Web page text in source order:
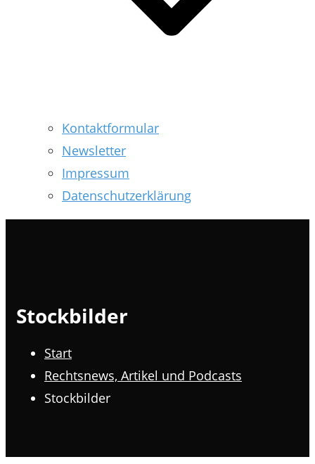
Kontaktformular
Newsletter
Impressum
Datenschutzerklärung
Stockbilder
Start
Rechtsnews, Artikel und Podcasts
Stockbilder